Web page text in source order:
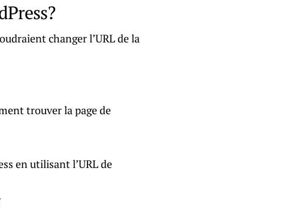
changer l’URL de la
trouver la page de
en utilisant l’URL de